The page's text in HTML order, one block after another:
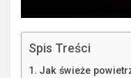
Spis Treści
Jak świeże